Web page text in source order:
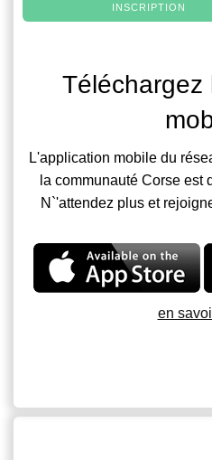
INSCRIPTION
Téléchargez
L'application mobile du
la communauté Corse est
N`'attendez plus et
en